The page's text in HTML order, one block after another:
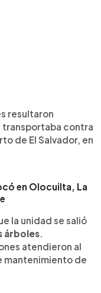
resultaron
transportaba contra
de El Salvador, en
en Olocuilta, La
la unidad se salió
árboles.
atendieron al
mantenimiento de